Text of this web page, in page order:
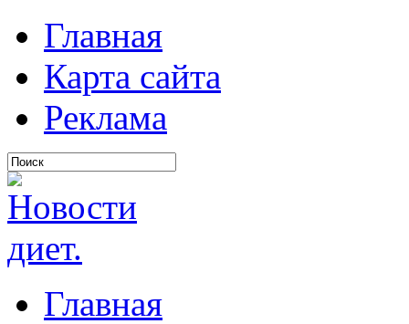
Главная
Карта сайта
Реклама
Главная